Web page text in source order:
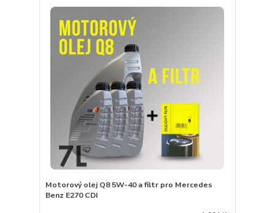
Motorový olej Q8 5W-40 a filtr pro Mercedes
Benz E270 CDI